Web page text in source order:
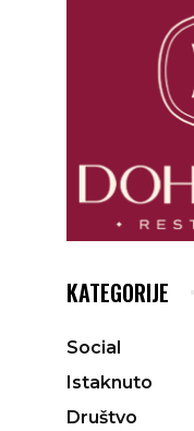
KATEGORIJE
Social
Istaknuto
Društvo